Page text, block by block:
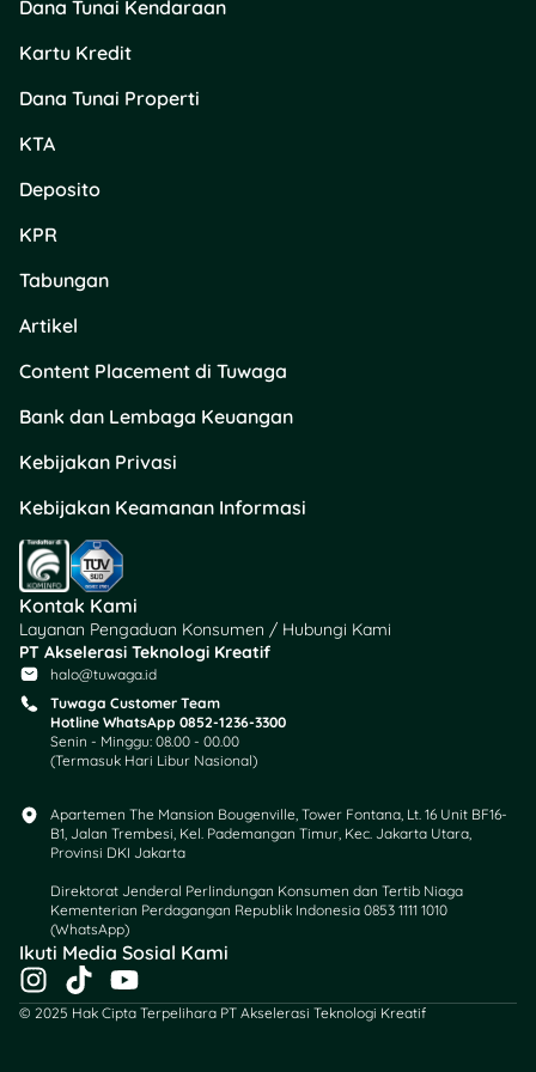
Dana Tunai Kendaraan
Kartu Kredit
Dana Tunai Properti
KTA
Deposito
KPR
Tabungan
Artikel
Content Placement di Tuwaga
Bank dan Lembaga Keuangan
Kebijakan Privasi
Kebijakan Keamanan Informasi
Kontak Kami
Layanan Pengaduan Konsumen / Hubungi Kami
PT Akselerasi Teknologi Kreatif
halo@tuwaga.id
Tuwaga Customer Team
Hotline WhatsApp 0852-1236-3300
Senin - Minggu: 08.00 - 00.00
(Termasuk Hari Libur Nasional)
Apartemen The Mansion Bougenville, Tower Fontana, Lt. 16 Unit BF16-
B1, Jalan Trembesi, Kel. Pademangan Timur, Kec. Jakarta Utara,
Provinsi DKI Jakarta
Direktorat Jenderal Perlindungan Konsumen dan Tertib Niaga
Kementerian Perdagangan Republik Indonesia 0853 1111 1010
(WhatsApp)​
Ikuti Media Sosial Kami
I
n
T
i
Y
o
© 2025 Hak Cipta Terpelihara PT Akselerasi Teknologi Kreatif